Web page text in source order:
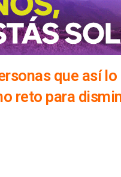
que así
reto para